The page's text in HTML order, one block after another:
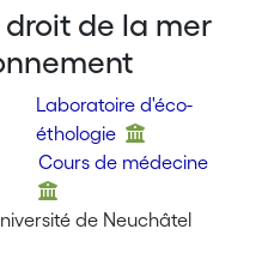
de la mer
Laboratoire d'éco-
éthologie
Cours de médecine
de Neuchâtel